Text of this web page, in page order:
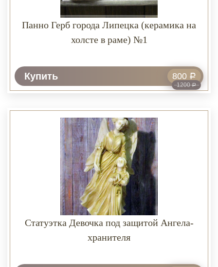
Панно Герб города Липецка (керамика на
холсте в раме) №1
Купить
1200Р
800 Р
Статуэтка Девочка под защитой Ангела-
хранителя